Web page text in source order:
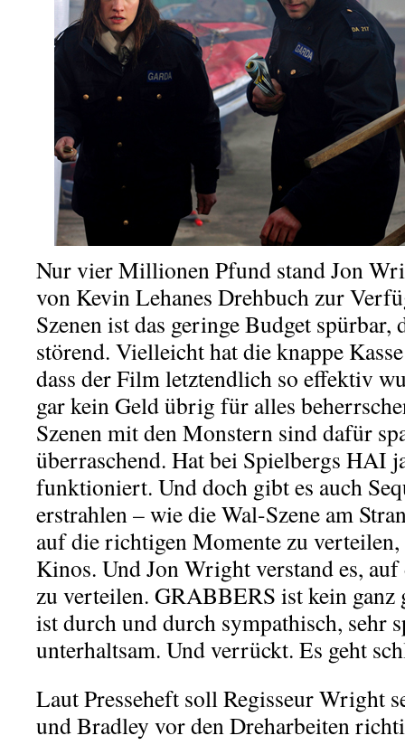
Nur vier Millionen Pfund stand Jon
von Kevin Lehanes Drehbuch zur
Szenen ist das geringe Budget spürbar,
störend. Vielleicht hat die knappe
dass der Film letztendlich so effektiv
gar kein Geld übrig für alles
Szenen mit den Monstern sind dafür
überraschend. Hat bei Spielbergs HAI
funktioniert. Und doch gibt es auch
erstrahlen – wie die Wal-Szene am
auf die richtigen Momente zu verteilen,
Kinos. Und Jon Wright verstand es,
zu verteilen. GRABBERS ist kein
ist durch und durch sympathisch, sehr
unterhaltsam. Und verrückt. Es geht
Laut Presseheft soll Regisseur Wright
und Bradley vor den Dreharbeiten